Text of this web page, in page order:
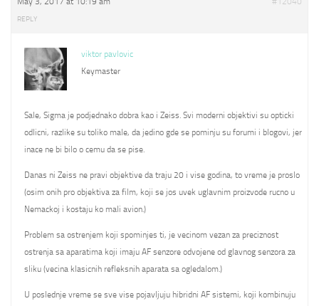
REPLY
viktor pavlovic
Keymaster
Sale, Sigma je podjednako dobra kao i Zeiss. Svi moderni objektivi su opticki
odlicni, razlike su toliko male, da jedino gde se pominju su forumi i blogovi, jer
inace ne bi bilo o cemu da se pise.
Danas ni Zeiss ne pravi objektive da traju 20 i vise godina, to vreme je proslo
(osim onih pro objektiva za film, koji se jos uvek uglavnim proizvode rucno u
Nemackoj i kostaju ko mali avion.)
Problem sa ostrenjem koji spominjes ti, je vecinom vezan za preciznost
ostrenja sa aparatima koji imaju AF senzore odvojene od glavnog senzora za
sliku (vecina klasicnih refleksnih aparata sa ogledalom.)
U poslednje vreme se sve vise pojavljuju hibridni AF sistemi, koji kombinuju